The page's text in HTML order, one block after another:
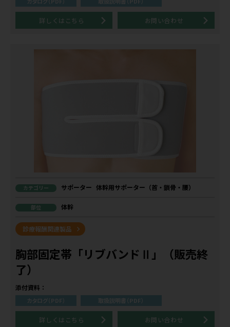
詳しくはこちら お問い合わせ
カテゴリー サポーター 体幹用サポーター（首・鎖骨・腰）
部位 体幹
診療報酬関連製品
胸部固定帯「リブバンドⅡ」（販売終
了）
添付資料：
カタログ（PDF） 取扱説明書（PDF）
詳しくはこちら お問い合わせ